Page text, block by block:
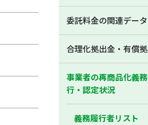
委託料金の関連データ
合理化拠出金・有償
事業者の再商品化義
行・認定状況
義務履行者リスト